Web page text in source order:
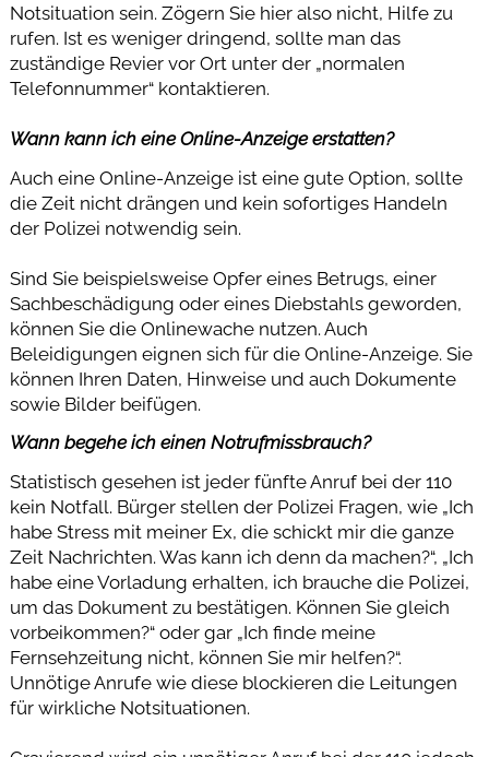
Notsituation sein. Zögern Sie hier also nicht, Hilfe zu
rufen. Ist es weniger dringend, sollte man das
zuständige Revier vor Ort unter der „normalen
Telefonnummer“ kontaktieren.
Wann kann ich eine Online-Anzeige erstatten?
Auch eine Online-Anzeige ist eine gute Option, sollte
die Zeit nicht drängen und kein sofortiges Handeln
der Polizei notwendig sein.
Sind Sie beispielsweise Opfer eines Betrugs, einer
Sachbeschädigung oder eines Diebstahls geworden,
können Sie die Onlinewache nutzen. Auch
Beleidigungen eignen sich für die Online-Anzeige. Sie
können Ihren Daten, Hinweise und auch Dokumente
sowie Bilder beifügen.
Wann begehe ich einen Notrufmissbrauch?
Statistisch gesehen ist jeder fünfte Anruf bei der 110
kein Notfall. Bürger stellen der Polizei Fragen, wie „Ich
habe Stress mit meiner Ex, die schickt mir die ganze
Zeit Nachrichten. Was kann ich denn da machen?“, „Ich
habe eine Vorladung erhalten, ich brauche die Polizei,
um das Dokument zu bestätigen. Können Sie gleich
vorbeikommen?“ oder gar „Ich finde meine
Fernsehzeitung nicht, können Sie mir helfen?“.
Unnötige Anrufe wie diese blockieren die Leitungen
für wirkliche Notsituationen.